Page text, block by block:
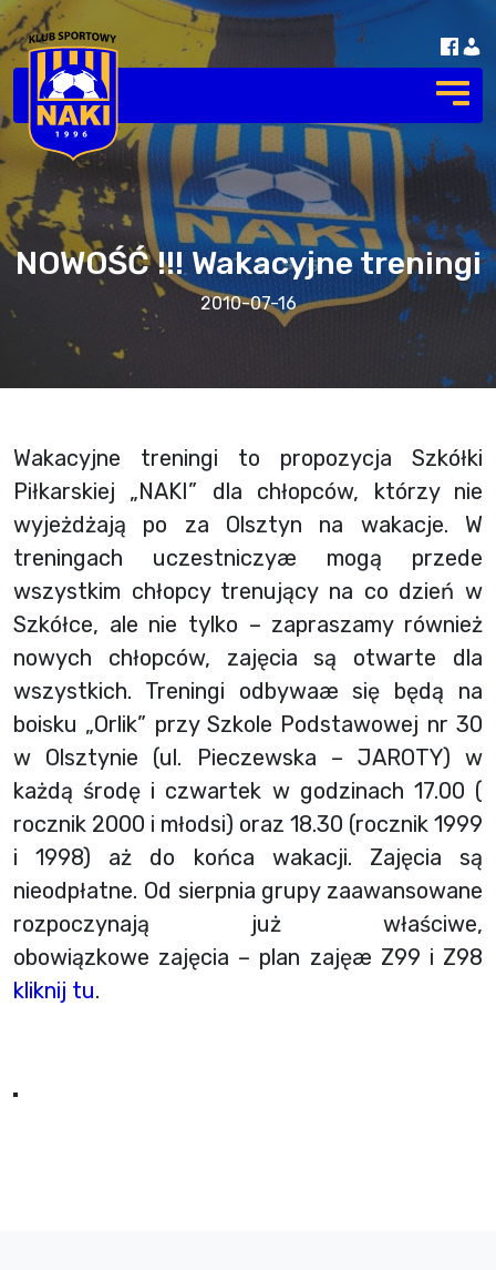
NOWOŚĆ !!! Wakacyjne treningi
2010-07-16
Wakacyjne treningi to propozycja Szkółki
Piłkarskiej „NAKI” dla chłopców, którzy nie
wyjeżdżają po za Olsztyn na wakacje. W
treningach uczestniczyæ mogą przede
wszystkim chłopcy trenujący na co dzień w
Szkółce, ale nie tylko – zapraszamy również
nowych chłopców, zajęcia są otwarte dla
wszystkich. Treningi odbywaæ się będą na
boisku „Orlik” przy Szkole Podstawowej nr 30
w Olsztynie (ul. Pieczewska – JAROTY) w
każdą środę i czwartek w godzinach 17.00 (
rocznik 2000 i młodsi) oraz 18.30 (rocznik 1999
i 1998) aż do końca wakacji. Zajęcia są
nieodpłatne. Od sierpnia grupy zaawansowane
rozpoczynają już właściwe,
obowiązkowe zajęcia – plan zajęæ Z99 i Z98
kliknij tu.